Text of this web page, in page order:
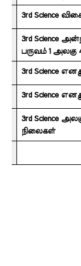
3rd Science
3rd Science
பருவம் 1 அலகு
3rd Science
3rd Science
3rd Science
நிலைகள்